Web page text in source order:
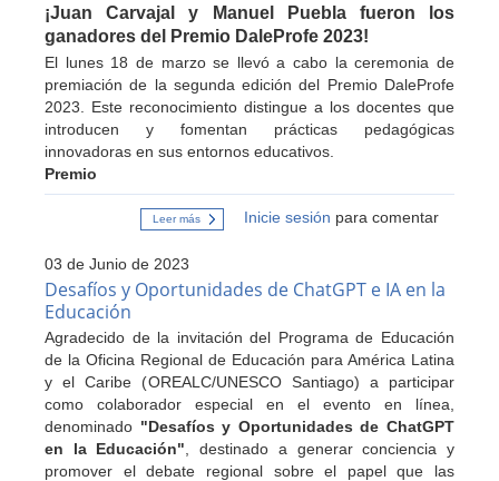
¡Juan Carvajal y Manuel Puebla fueron los
ganadores del Premio DaleProfe 2023!
El lunes 18 de marzo se llevó a cabo la ceremonia de
premiación de la segunda edición del Premio DaleProfe
2023. Este reconocimiento distingue a los docentes que
introducen y fomentan prácticas pedagógicas
innovadoras en sus entornos educativos.
Premio
Leer más sobre
Profesor
Premio
Dale
Inicie sesión para comentar
03 de Junio de 2023
Desafíos y Oportunidades de ChatGPT e IA en la
Educación
Agradecido de la invitación del Programa de Educación
de la Oficina Regional de Educación para América Latina
y el Caribe (OREALC/UNESCO Santiago) a participar
como colaborador especial en el evento en línea,
denominado "Desafíos y Oportunidades de ChatGPT
en la Educación" , destinado a generar conciencia y
promover el debate regional sobre el papel que las